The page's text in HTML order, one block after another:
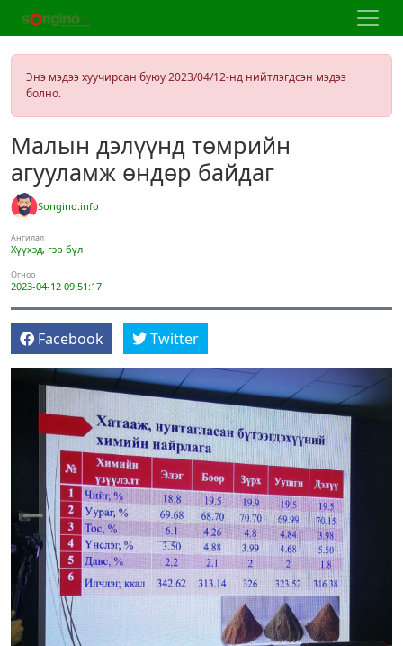
Энэ мэдээ хуучирсан буюу 2023/04/12-нд нийтлэгдсэн мэдээ
болно.
Малын дэлүүнд төмрийн
агууламж өндөр байдаг
Songino.info
Ангилал
Хүүхэд, гэр бүл
Огноо
2023-04-12 09:51:17
Facebook Twitter